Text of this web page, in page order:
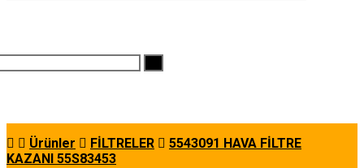
Ürünler FİLTRELER
5543091 HAVA FİLTRE
KAZANI 55S83453